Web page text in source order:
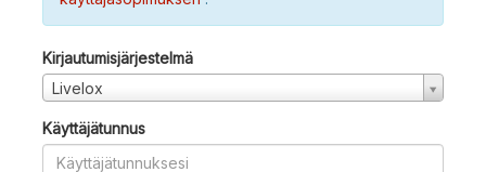
Kirjautumisjärjestelmä
Livelox
Käyttäjätunnus